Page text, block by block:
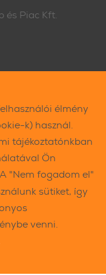
és Piac Kft.
élmény
k) használ.
tájékoztatónkban
Ön
"Nem fogadom el"
sütiket, így
venni.